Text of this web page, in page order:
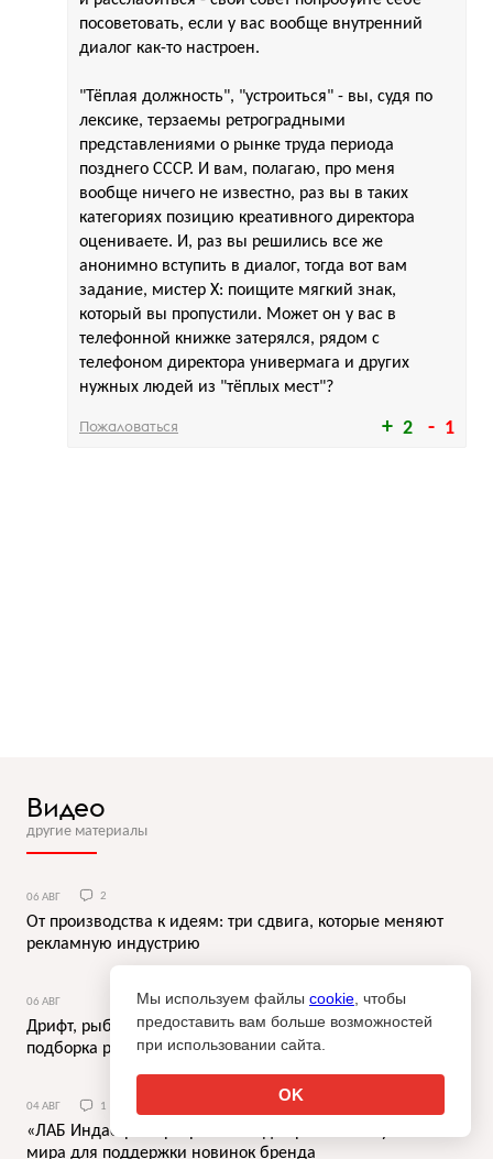
2 1
посоветовать, если у вас вообще внутренний
диалог как-то настроен.
"Тёплая должность", "устроиться" - вы, судя по
лексике, терзаемы ретроградными
представлениями о рынке труда периода
позднего СССР. И вам, полагаю, про меня
вообще ничего не известно, раз вы в таких
категориях позицию креативного директора
оцениваете. И, раз вы решились все же
анонимно вступить в диалог, тогда вот вам
задание, мистер Х: поищите мягкий знак,
который вы пропустили. Может он у вас в
телефонной книжке затерялся, рядом с
телефоном директора универмага и других
нужных людей из "тёплых мест"?
Пожаловаться
Видео
другие материалы
06 АВГ 2
От производства к идеям: три сдвига, которые меняют
рекламную индустрию
06 АВГ
Дрифт, рыбалка и прогулки с собакой: июльская
подборка роликов
04 АВГ 1
«ЛАБ Индастриз» разработала два разных визуальных
мира для поддержки новинок бренда
Мы используем файлы cookie , чтобы
предоставить вам больше возможностей
при использовании сайта.
OK